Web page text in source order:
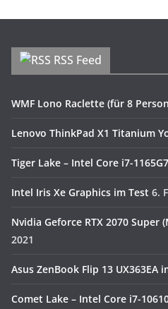
RSS Feed
WMF Lono Raclette (für 8
Lenovo ThinkPad X1 Titanium
Tiger Lake – Intel Core i7-
Intel Iris Xe Graphics im Test 6.
Nvidia Geforce RTX 2070 Super
2021
Asus ZenBook Flip 13 UX363EA
Comet Lake – Intel Core i7-